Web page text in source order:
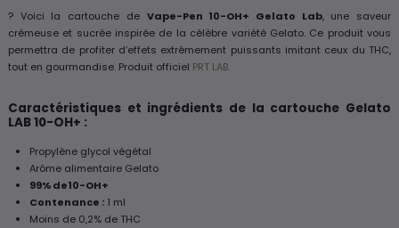
? Voici la cartouche de Vape-Pen 10-OH+ Gelato Lab, une saveur
crémeuse et sucrée inspirée de la célèbre variété Gelato. Ce produit vous
permettra de profiter d’effets extrêmement puissants imitant ceux du THC,
tout en gourmandise. Produit officiel PRT LAB.
Caractéristiques et ingrédients de la cartouche Gelato
LAB 10-OH+ :
Propylène glycol végétal
Arôme alimentaire Gelato
99% de10-OH+
Contenance : 1 ml
Moins de 0,2% de THC